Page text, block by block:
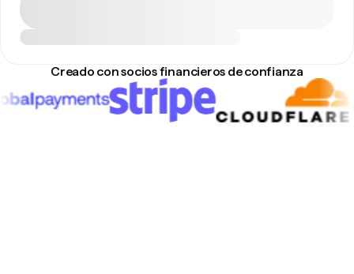
Creado con socios financieros de confianza